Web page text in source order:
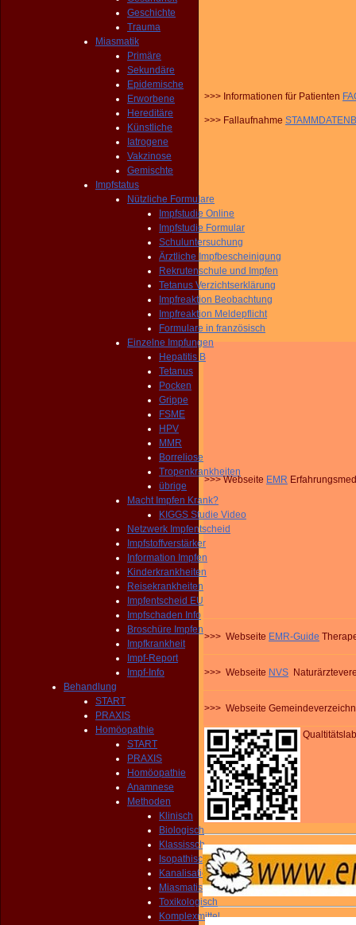
Geschichte
Trauma
Miasmatik
Primäre
Sekundäre
Epidemische
Erworbene
Hereditäre
Künstliche
Iatrogene
Vakzinose
Gemischte
Impfstatus
Nützliche Formulare
Impfstudie Online
Impfstudie Formular
Schuluntersuchung
Ärztliche Impfbescheinigung
Rekrutenschule und Impfen
Tetanus Verzichtserklärung
Impfreaktion Beobachtung
Impfreaktion Meldepflicht
Formulare in französisch
Einzelne Impfungen
Hepatitis B
Tetanus
Pocken
Grippe
FSME
HPV
MMR
Borreliose
Tropenkrankheiten
übrige
Macht Impfen Krank?
KIGGS Studie Video
Netzwerk Impfentscheid
Impfstoffverstärker
Information Impfen
Kinderkrankheiten
Reisekrankheiten
Impfentscheid EU
Impfschaden Info
Broschüre Impfen
Impfkrankheit
Impf-Report
Impf-Info
Behandlung
START
PRAXIS
Homöopathie
START
PRAXIS
Homöopathie
Anamnese
Methoden
Klinisch
Biologisch
Klassissch
Isopathisch
Kanalisation
Miasmatisch
Toxikologisch
Komplexmittel
>>> Informationen für Patienten
>>> Fallaufnahme
>>> Webseite EMR
>>> Webseite EMR-Guide T
>>> Webseite NVS
>>> Webseite